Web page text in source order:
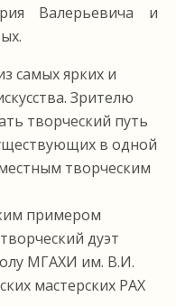
Валерьевича и
самых ярких и
Зрителю
творческий путь
в одной
творческим
примером
дуэт
МГАХИ им. В.И.
мастерских РАХ